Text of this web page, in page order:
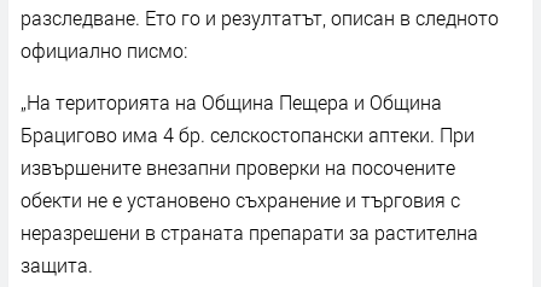
разследване. Ето го и резултатът, описан в следното
официално писмо:
„На територията на Община Пещера и Община
Брацигово има 4 бр. селскостопански аптеки. При
извършените внезапни проверки на посочените
обекти не е установено съхранение и търговия с
неразрешени в страната препарати за растителна
защита.